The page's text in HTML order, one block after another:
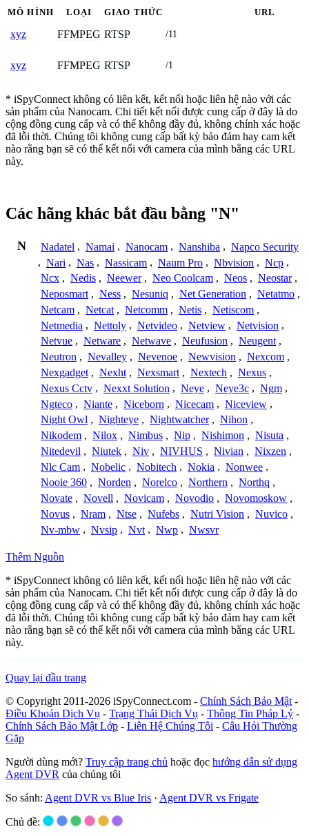
MÔ HÌNH LOẠI GIAO THỨC URL
xyz FFMPEG RTSP /11
xyz FFMPEG RTSP /1
* iSpyConnect không có liên kết, kết nối hoặc liên hệ nào với các
sản phẩm của Nanocam. Chi tiết kết nối được cung cấp ở đây là do
cộng đồng cung cấp và có thể không đầy đủ, không chính xác hoặc
đã lỗi thời. Chúng tôi không cung cấp bất kỳ bảo đảm hay cam kết
nào rằng bạn sẽ có thể kết nối với camera của mình bằng các URL
này.
Các hãng khác bắt đầu bằng "N"
N Nadatel , Namai , Nanocam , Nanshiba , Napco Security
, Nari , Nas , Nassicam , Naum Pro , Nbvision , Ncp ,
Ncx , Nedis , Neewer , Neo Coolcam , Neos , Neostar ,
Neposmart , Ness , Nesuniq , Net Generation , Netatmo ,
Netcam , Netcat , Netcomm , Netis , Netiscom ,
Netmedia , Nettoly , Netvideo , Netview , Netvision ,
Netvue , Netware , Netwave , Neufusion , Neugent ,
Neutron , Nevalley , Nevenoe , Newvision , Nexcom ,
Nexgadget , Nexht , Nexsmart , Nextech , Nexus ,
Nexus Cctv , Nexxt Solution , Neye , Neye3c , Ngm ,
Ngteco , Niante , Niceborn , Nicecam , Niceview ,
Night Owl , Nighteye , Nightwatcher , Nihon ,
Nikodem , Nilox , Nimbus , Nip , Nishimon , Nisuta ,
Nitedevil , Niutek , Niv , NIVHUS , Nivian , Nixzen ,
Nlc Cam , Nobelic , Nobitech , Nokia , Nonwee ,
Nooie 360 , Norden , Norelco , Northern , Northq ,
Novate , Novell , Novicam , Novodio , Novomoskow ,
Novus , Nram , Ntse , Nufebs , Nutri Vision , Nuvico ,
Nv-mbw , Nvsip , Nvt , Nwp , Nwsvr
Thêm Nguồn
* iSpyConnect không có liên kết, kết nối hoặc liên hệ nào với các
sản phẩm của Nanocam. Chi tiết kết nối được cung cấp ở đây là do
cộng đồng cung cấp và có thể không đầy đủ, không chính xác hoặc
đã lỗi thời. Chúng tôi không cung cấp bất kỳ bảo đảm hay cam kết
nào rằng bạn sẽ có thể kết nối với camera của mình bằng các URL
này.
Quay lại đầu trang
© Copyright 2011-2026 iSpyConnect.com - Chính Sách Bảo Mật -
Điều Khoản Dịch Vụ - Trạng Thái Dịch Vụ - Thông Tin Pháp Lý -
Chính Sách Bảo Mật Lớp - Liên Hệ Chúng Tôi - Câu Hỏi Thường
Gặp
Người dùng mới? Truy cập trang chủ hoặc đọc hướng dẫn sử dụng
Agent DVR của chúng tôi
So sánh: Agent DVR vs Blue Iris · Agent DVR vs Frigate
Chủ đề: